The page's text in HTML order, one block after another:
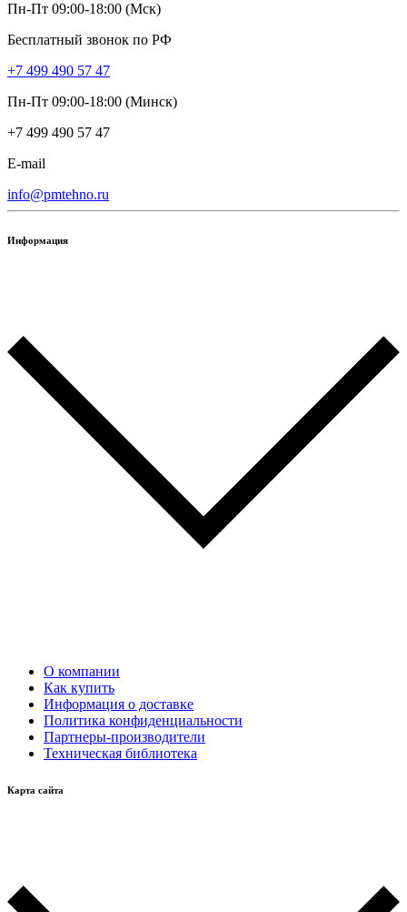
Пн-Пт 09:00-18:00 (Мск)
Бесплатный звонок по РФ
+7 499 490 57 47
Пн-Пт 09:00-18:00 (Минск)
+7 499 490 57 47
E-mail
info@pmtehno.ru
Информация
О компании
Как купить
Информация о доставке
Политика конфиденциальности
Партнеры-производители
Техническая библиотека
Карта сайта